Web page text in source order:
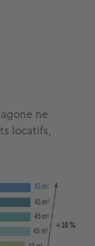
ne
locatifs,